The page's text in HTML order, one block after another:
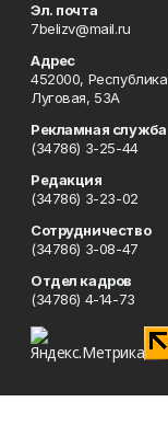
Эл. почта
7belizv@mail.ru
Адрес
452000,
Луговая, 53А
Рекламная служба
(34786) 3-25-44
Редакция
(34786) 3-23-02
Сотрудничество
(34786) 3-08-47
Отдел кадров
(34786) 4-14-73